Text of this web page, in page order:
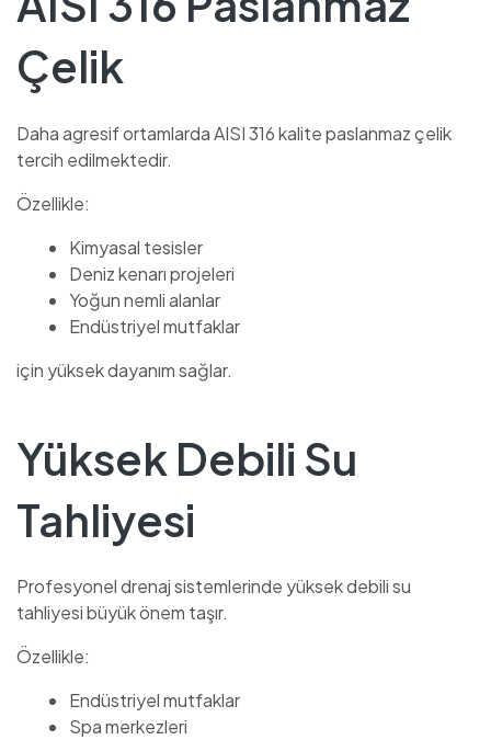
Çelik
Daha agresif ortamlarda AISI 316 kalite paslanmaz çelik
tercih edilmektedir.
Özellikle:
Kimyasal tesisler
Deniz kenarı projeleri
Yoğun nemli alanlar
Endüstriyel mutfaklar
için yüksek dayanım sağlar.
Yüksek Debili Su
Tahliyesi
Profesyonel drenaj sistemlerinde yüksek debili su
tahliyesi büyük önem taşır.
Özellikle:
Endüstriyel mutfaklar
Spa merkezleri